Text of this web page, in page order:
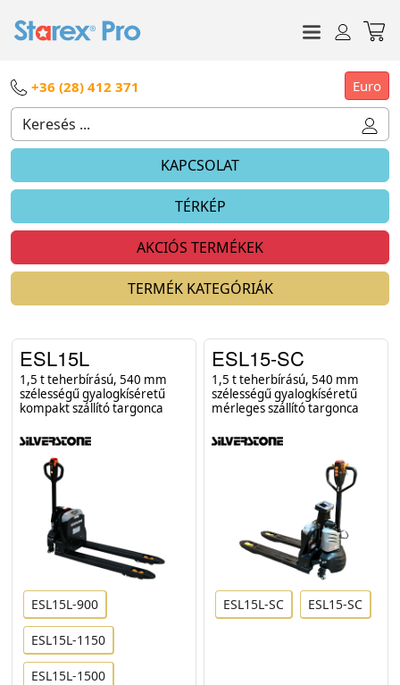
+36 (28) 412 371 Euro
KAPCSOLAT
TÉRKÉP
AKCIÓS TERMÉKEK
TERMÉK KATEGÓRIÁK
ESL15L
1,5 t teherbírású, 540 mm
szélességű gyalogkíséretű
kompakt szállító targonca
ESL15L-900
ESL15L-1150
ESL15L-1500
ESL15-SC
1,5 t teherbírású, 540 mm
szélességű gyalogkíséretű
mérleges szállító targonca
ESL15L-SC ESL15-SC